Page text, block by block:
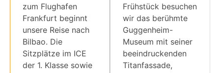
zum Flughafen
Frankfurt beginnt
unsere Reise nach
Bilbao. Die
Sitzplätze im ICE
der 1. Klasse sowie
Frühstück besuchen
wir das berühmte
Guggenheim-
Museum mit seiner
beeindruckenden
Titanfassade,